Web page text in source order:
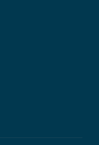
öppnas i nytt fönster.